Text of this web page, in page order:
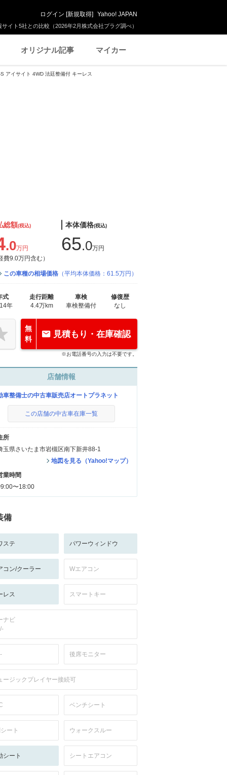
イト5社との比較（2026年2月株式会社プラグ調べ）
ログイン [新規取得] Yahoo! JAPAN
オリジナル記事 マイカー
アイサイト 4WD 法廷整備付 キーレス
総額(税込)
.0万円
費9.0万円含む）
本体価格(税込)
65.0万円
この車種の相場価格 （平均本体価格：61.5万円）
式
年
走行距離
4.4万km
車検
車検整備付
修復歴
なし
無
料
見積もり・在庫確認
※お電話番号の入力は不要です。
店舗情報
車整備士の中古車販売店オートプラネット
この店舗の中古車在庫一覧
所
玉県さいたま市岩槻区南下新井88-1
地図を見る（Yahoo!マップ）
業時間
〜18:00
備
ステ パワーウィンドウ
コン/クーラー Wエアコン
レス スマートキー
ナビ
後席モニター
ージックプレイヤー接続可
ベンチシート
ート ウォークスルー
シート シートエアコン